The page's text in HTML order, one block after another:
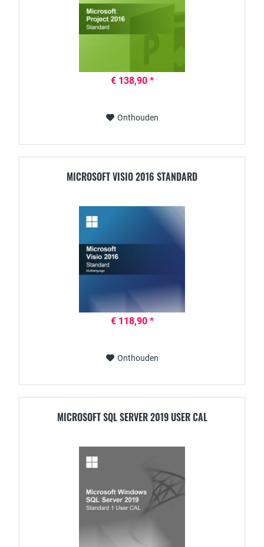
€ 138,90 *
Onthouden
MICROSOFT VISIO 2016 STANDARD
€ 118,90 *
Onthouden
MICROSOFT SQL SERVER 2019 USER CAL